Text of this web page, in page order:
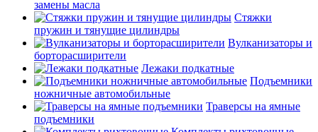
замены масла
Стяжки
пружин и тянущие цилиндры
Вулканизаторы и
борторасширители
Лежаки подкатные
Подъемники
ножничные автомобильные
Траверсы на ямные
подъемники